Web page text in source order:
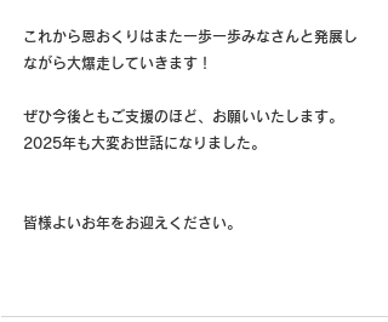
これから恩おくりはまた一歩一歩みなさんと発展し
ながら大爆走していきます！
ぜひ今後ともご支援のほど、お願いいたします。
2025年も大変お世話になりました。
皆様よいお年をお迎えください。